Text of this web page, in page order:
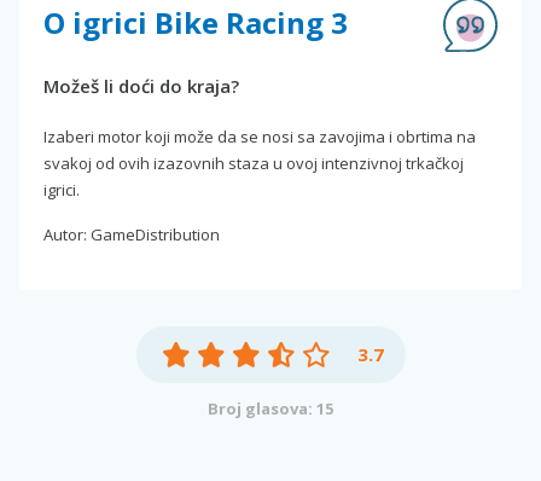
O igrici Bike Racing 3
Možeš li doći do kraja?
Izaberi motor koji može da se nosi sa zavojima i obrtima na
svakoj od ovih izazovnih staza u ovoj intenzivnoj trkačkoj
igrici.
Autor: GameDistribution
3.7
Broj glasova: 15